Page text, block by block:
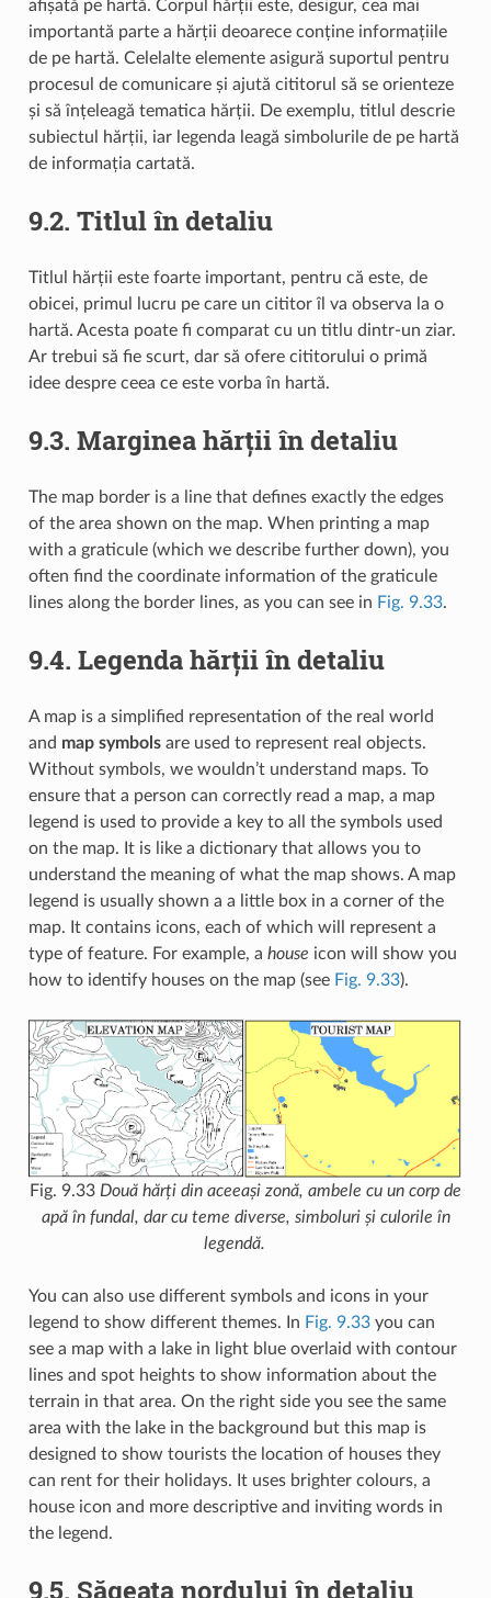
afișată pe hartă. Corpul hărții este, desigur, cea mai
importantă parte a hărții deoarece conține informațiile
de pe hartă. Celelalte elemente asigură suportul pentru
procesul de comunicare și ajută cititorul să se orienteze
și să înțeleagă tematica hărții. De exemplu, titlul descrie
subiectul hărții, iar legenda leagă simbolurile de pe hartă
de informația cartată.
9.2. Titlul în detaliu
Titlul hărții este foarte important, pentru că este, de
obicei, primul lucru pe care un cititor îl va observa la o
hartă. Acesta poate fi comparat cu un titlu dintr-un ziar.
Ar trebui să fie scurt, dar să ofere cititorului o primă
idee despre ceea ce este vorba în hartă.
9.3. Marginea hărții în detaliu
The map border is a line that defines exactly the edges
of the area shown on the map. When printing a map
with a graticule (which we describe further down), you
often find the coordinate information of the graticule
lines along the border lines, as you can see in Fig. 9.33.
9.4. Legenda hărții în detaliu
A map is a simplified representation of the real world
and map symbolsare used to represent real objects.
Without symbols, we wouldn’t understand maps. To
ensure that a person can correctly read a map, a map
legend is used to provide a key to all the symbols used
on the map. It is like a dictionary that allows you to
understand the meaning of what the map shows. A map
legend is usually shown a a little box in a corner of the
map. It contains icons, each of which will represent a
type of feature. For example, a house icon will show you
how to identify houses on the map (see Fig. 9.33).
Fig. 9.33 Două hărți din aceeași zonă, ambele cu un corp de
apă în fundal, dar cu teme diverse, simboluri și culorile în
legendă.
You can also use different symbols and icons in your
legend to show different themes. In Fig. 9.33you can
see a map with a lake in light blue overlaid with contour
lines and spot heights to show information about the
terrain in that area. On the right side you see the same
area with the lake in the background but this map is
designed to show tourists the location of houses they
can rent for their holidays. It uses brighter colours, a
house icon and more descriptive and inviting words in
the legend.
9.5. Săgeata nordului în detaliu